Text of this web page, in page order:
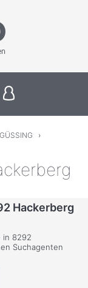
GÜSSING
›
Hackerberg
in 8292
Suchagenten